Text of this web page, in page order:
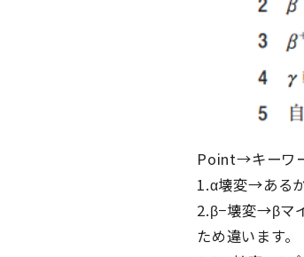
Point→キーワ
1.α壊変→ある
2.β−壊変→βマ
ため違います。